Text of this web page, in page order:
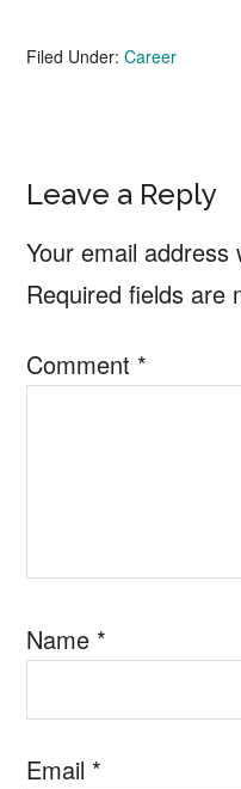
Filed Under:Career
Reader
Interactions
Leave a Reply
Your email address
Required fields are
Comment *
Name *
Email *